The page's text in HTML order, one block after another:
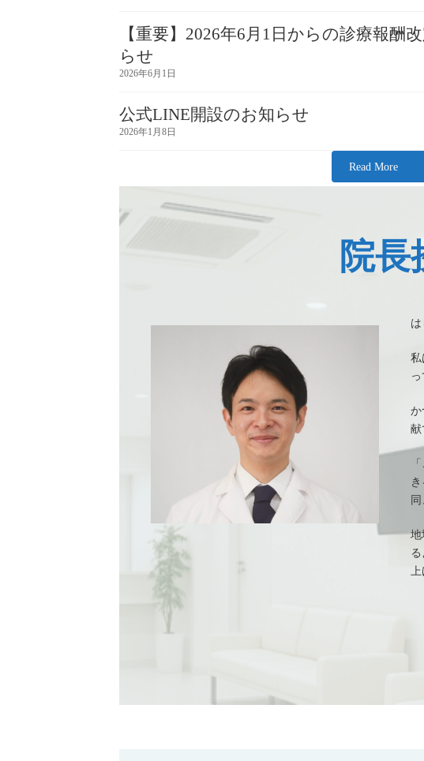
【重要】2026年6月1日からの診療報酬
らせ
2026年6月1日
公式LINE開設のお知らせ
2026年1月8日
Read More
院長
は
私
か
献
地